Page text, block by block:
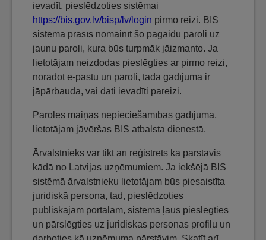
ievadīt, pieslēdzoties sistēmai
https://bis.gov.lv/bisp/lv/login pirmo reizi. BIS
sistēma prasīs nomainīt šo pagaidu paroli uz
jaunu paroli, kura būs turpmāk jāizmanto. Ja
lietotājam neizdodas pieslēgties ar pirmo reizi,
norādot e-pastu un paroli, tādā gadījumā ir
jāpārbauda, vai dati ievadīti pareizi.
Paroles maiņas nepieciešamības gadījumā,
lietotājam jāvēršas BIS atbalsta dienestā.
Ārvalstnieks var tikt arī reģistrēts kā pārstāvis
kādā no Latvijas uzņēmumiem. Ja iekšējā BIS
sistēmā ārvalstnieku lietotājam būs piesaistīta
juridiskā persona, tad, pieslēdzoties
publiskajam portālam, sistēma ļaus pieslēgties
un pārslēgties uz juridiskas personas profilu un